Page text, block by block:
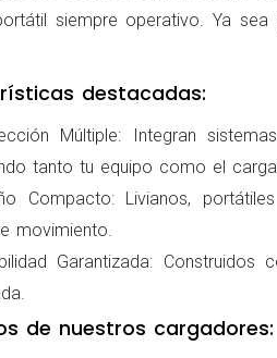
siempre operativo. Ya
destacadas:
Múltiple: Integran
tanto tu equipo como el
Compacto: Livianos,
movimiento.
Garantizada:
de nuestros cargadores: